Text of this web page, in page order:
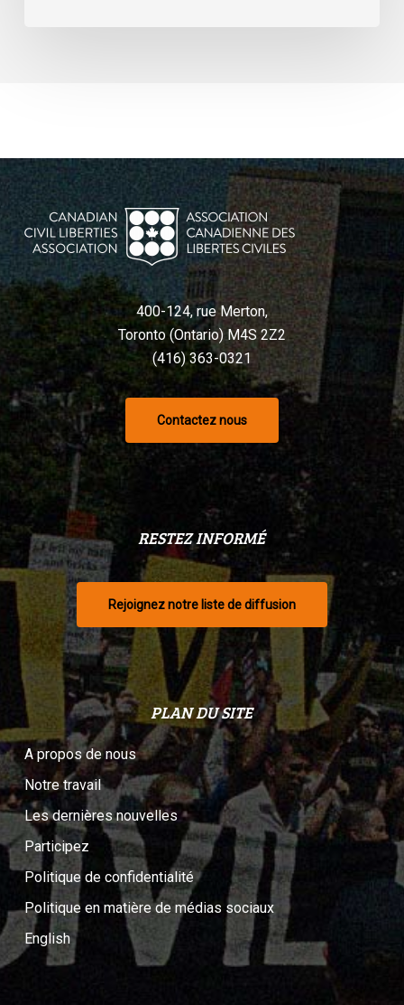
400-124, rue Merton,
Toronto (Ontario) M4S 2Z2
(416) 363-0321
Contactez nous
RESTEZ INFORMÉ
Rejoignez notre liste de diffusion
PLAN DU SITE
A propos de nous
Notre travail
Les dernières nouvelles
Participez
Politique de confidentialité
Politique en matière de médias sociaux
English